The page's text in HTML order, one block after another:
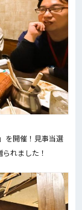
を開催！見事当選
れました！